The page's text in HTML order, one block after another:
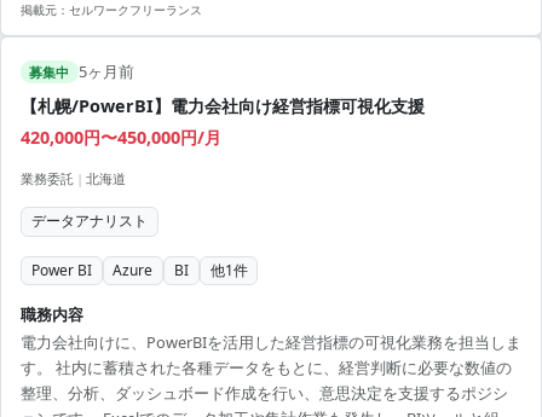
クトで安定的に参画可能 ・新宿及び築地での出社は柔軟に対応可能 ・
た改善提案が求められる ・通信業界特有のデータ分析経験が得られる
掲載元： セルワークフリーランス
募集中 5ヶ月前
【札幌/PowerBI】電力会社向け経営指標可視化支援
420,000円〜450,000円/月
業務委託 | 北海道
データアナリスト
Power BI Azure BI 他1件
職務内容
電力会社向けに、PowerBIを活用した経営指標の可視化業務を担当しま
す。 社内に蓄積された各種データをもとに、経営判断に必要な数値の
整理、分析、ダッシュボード作成を行い、意思決定を支援するポジシ